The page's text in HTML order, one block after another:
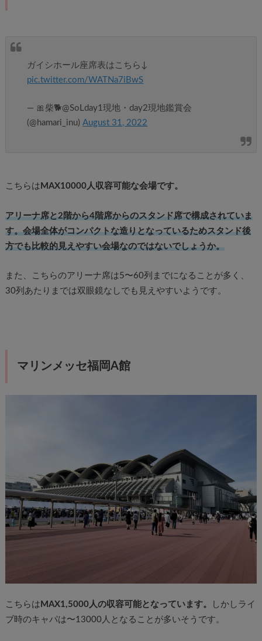
ガイシホール座席表はこちら↓
pic.twitter.com/WATNa7iBwS
— 🎀柴🐕@SoLday1現地・day2現地鑑賞会
(@hamari_inu)August 31, 2022
こちらは MAX10000人収容可能な会場です。
アリーナ席と2階から4階席からのスタンド席で構成されていま
す。会場全体がコンパクトな造りとなっているためスタンド後
方でも比較的見えやすい会場なのではないでしょうか。
また、こちらのアリーナ席は5〜60列までになることが多く、
30列あたりまでは双眼鏡なしでも見えやすいようです。
マリンメッセ福岡A館
こちらは MAX1,5000人の収容可能となっています。
しかしライ
ブ時のキャパは〜13000人となることが多いそうです。